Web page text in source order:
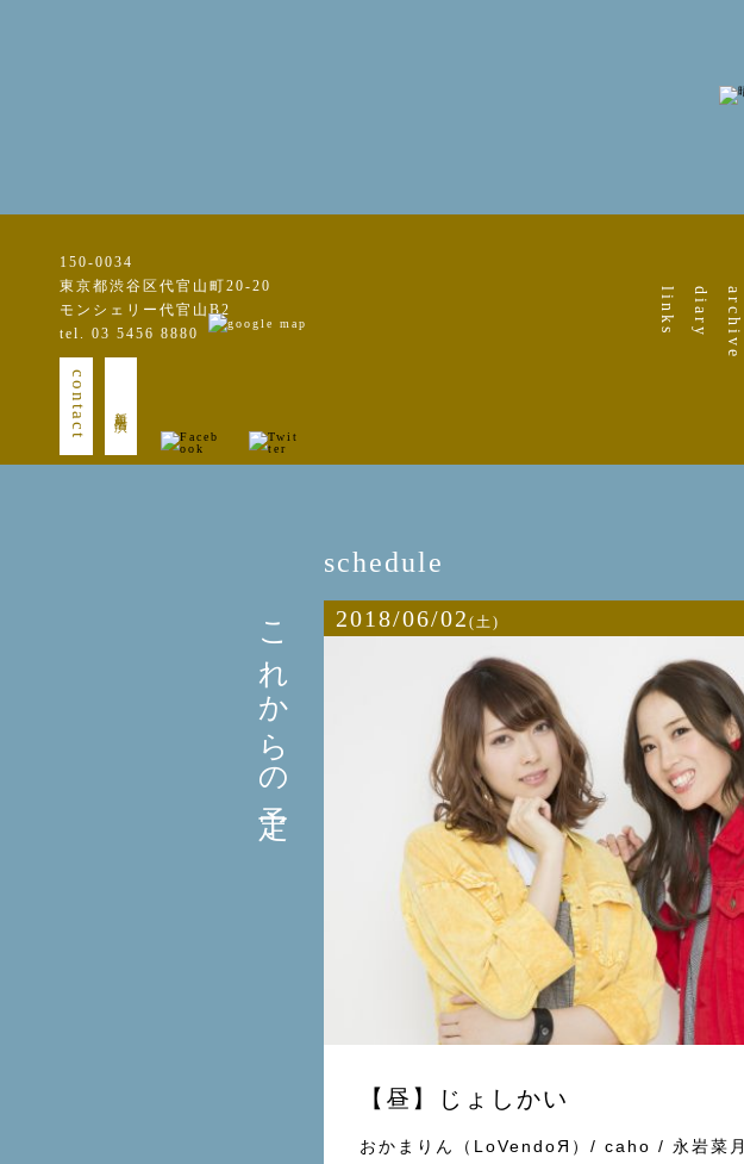
archive
diary
links
150-0034
東京都渋谷区代官山町20-20
モンシェリー代官山B2
tel. 03 5456 8880
contact
これからの予定
schedule
2018/06/02 (土)
【昼】じょしかい
おかまりん（LoVendoЯ）/ caho / 永岩菜月